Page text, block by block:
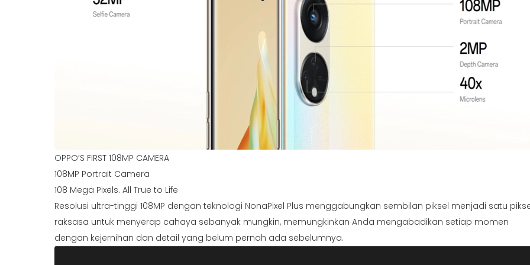
OPPO’S FIRST 108MP CAMERA
108MP Portrait Camera
108 Mega Pixels. All True to Life
Resolusi ultra-tinggi 108MP dengan teknologi NonaPixel Plus menggabungkan sembilan piksel menjadi satu
raksasa untuk menyerap cahaya sebanyak mungkin, memungkinkan Anda mengabadikan setiap momen
dengan kejernihan dan detail yang belum pernah ada sebelumnya.